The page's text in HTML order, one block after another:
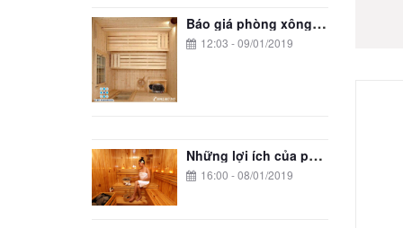
Báo giá phòng xông hơi
12:03 - 09/01/2019
Những lợi ích của phòng xông hơi đối với người bị mụn
16:00 - 08/01/2019